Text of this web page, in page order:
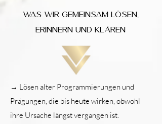
Was wir gemeinsam lösen,
erinnern und klären
→ Lösen alter Programmierungen und
Prägungen, die bis heute wirken, obwohl
ihre Ursache längst vergangen ist.